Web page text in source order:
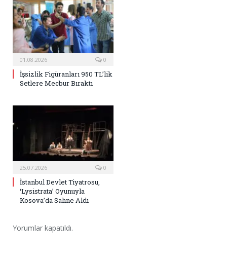
01.08.2026 0
İşsizlik Figüranları 950 TL’lik
Setlere Mecbur Bıraktı
25.07.2026 0
İstanbul Devlet Tiyatrosu,
‘Lysistrata’ Oyunuyla
Kosova’da Sahne Aldı
Yorumlar kapatıldı.